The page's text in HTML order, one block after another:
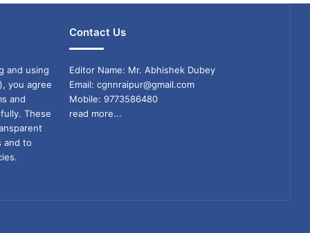
and using
you agree
and
These
and to
Contact Us
Editor Name: Mr. Abhishek Dubey
Email: cgnnraipur@gmail.com
Mobile: 9773586480
read more...